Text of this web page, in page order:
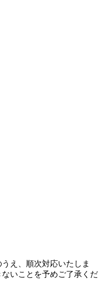
え、順次対応いたしま
いことを予めご了承くだ